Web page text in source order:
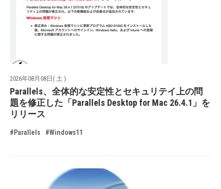
2026年08月08日( 土 )
Parallels、全体的な安定性とセキュリテイ上の問
題を修正した「Parallels Desktop for Mac 26.4.1」を
リリース
#Parallels #Windows11